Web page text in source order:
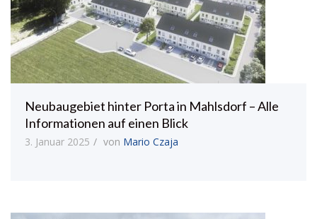
Neubaugebiet hinter Porta in Mahlsdorf – Alle
Informationen auf einen Blick
3. Januar 2025 von Mario Czaja